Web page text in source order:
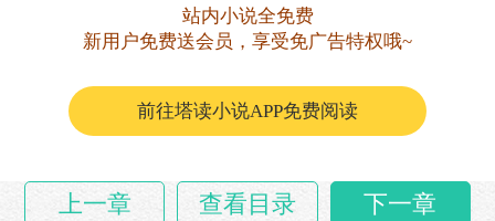
花篮都摆到路口了。
易飞也没见过哪个饭店开业有这么隆重。......
站内小说全免费
新用户免费送会员，享受免广告特权哦~
前往塔读小说APP免费阅读
上一章 查看目录 下一章